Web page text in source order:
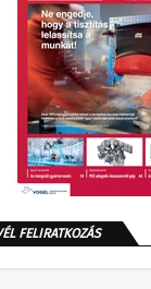
FELIRATKOZÁS